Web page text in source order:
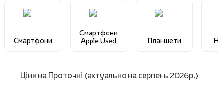
Смартфони
Смартфони
Apple Used
Планшети
Ціни на Проточні (актуально на серпень 2026р.)